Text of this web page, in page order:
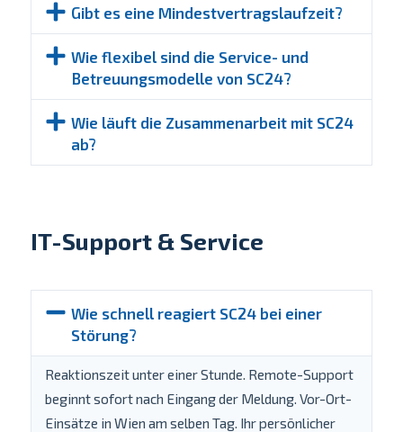
Gibt es eine Mindestvertragslaufzeit?
Wie flexibel sind die Service- und
Betreuungsmodelle von SC24?
Wie läuft die Zusammenarbeit mit SC24
ab?
IT-Support & Service
Wie schnell reagiert SC24 bei einer
Störung?
Reaktionszeit unter einer Stunde. Remote-Support
beginnt sofort nach Eingang der Meldung. Vor-Ort-
Einsätze in Wien am selben Tag. Ihr persönlicher